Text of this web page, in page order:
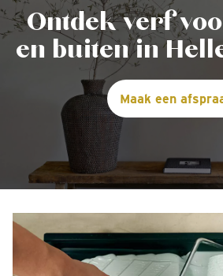
Ontdek verf
en buiten in
Maak een